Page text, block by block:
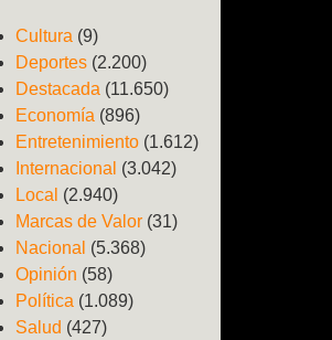
Cultura (9)
Deportes(2.200)
Destacada (11.650)
Economía (896)
Entretenimiento(1.612)
Internacional (3.042)
Local (2.940)
Marcas de Valor(31)
Nacional (5.368)
Opinión (58)
Política (1.089)
Salud (427)